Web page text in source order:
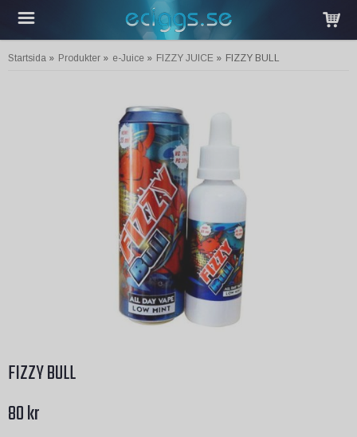
Startsida » Produkter » e-Juice » FIZZY JUICE » FIZZY BULL
FIZZY BULL
80 kr